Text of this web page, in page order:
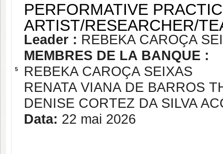
5
PERFORMATIVE
ARTIST/RESEARCHER/
Leader : REBEKA CAROÇA
MEMBRES DE LA BANQUE :
REBEKA CAROÇA SEIXAS
RENATA VIANA DE BARROS
DENISE CORTEZ DA SILVA
Data: 22 mai 2026